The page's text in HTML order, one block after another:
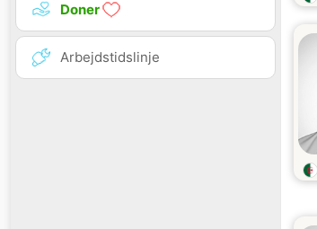
Doner
Arbejdstidslinje